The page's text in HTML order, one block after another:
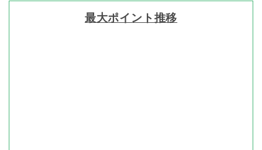
最大ポイント推移